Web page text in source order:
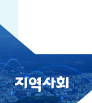
지역사회